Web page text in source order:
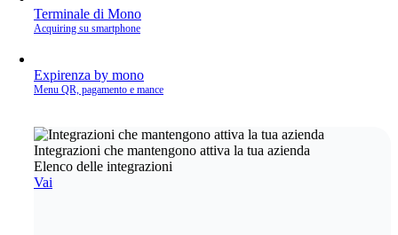
Terminale di Mono
Acquiring su smartphone
Expirenza by mono
Menu QR, pagamento e mance
Integrazioni che mantengono attiva la tua azienda
Elenco delle integrazioni
Vai